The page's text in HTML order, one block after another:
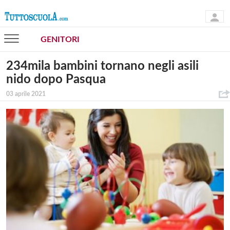
GENITORI
234mila bambini tornano negli asili
nido dopo Pasqua
03 aprile 2021